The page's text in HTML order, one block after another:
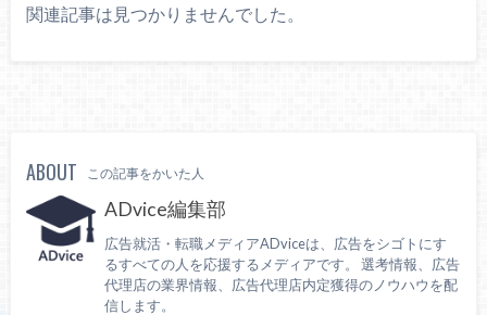
関連記事は見つかりませんでした。
ABOUT この記事をかいた人
ADvice編集部
広告就活・転職メディアADviceは、広告をシゴトにす
るすべての人を応援するメディアです。 選考情報、広告
代理店の業界情報、広告代理店内定獲得のノウハウを配
信します。